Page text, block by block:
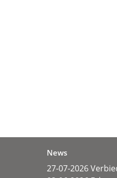
News
27-07-2026